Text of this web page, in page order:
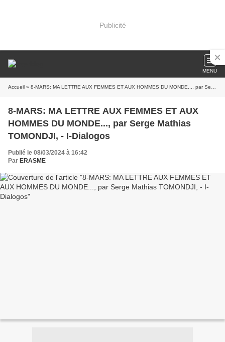
Publicité
MENU
Accueil » 8-MARS: MA LETTRE AUX FEMMES ET AUX HOMMES DU MONDE..., par Serge Mathias TOMONDJI, - I-Dialogos
8-MARS: MA LETTRE AUX FEMMES ET AUX
HOMMES DU MONDE..., par Serge Mathias
TOMONDJI, - I-Dialogos
Publié le 08/03/2024 à 16:42
Par ERASME